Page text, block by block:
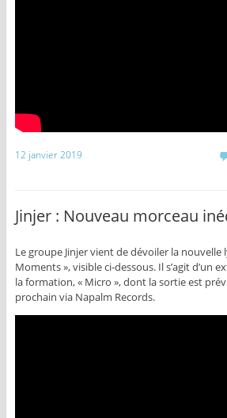
12 janvier 2019
Jinjer : Nouveau morceau
Le groupe Jinjer vient de dévoiler la nouvelle
Moments », visible ci-dessous. Il s’agit d’un
la formation, « Micro », dont la sortie est
prochain via Napalm Records.